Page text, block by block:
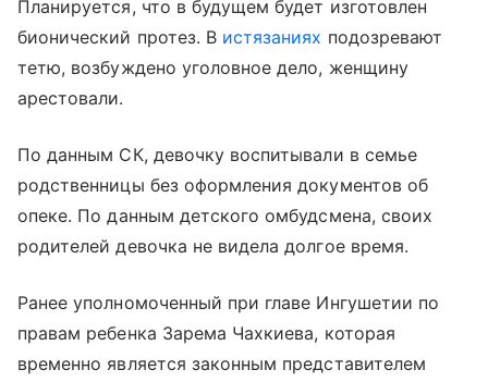
Планируется, что в будущем будет изготовлен
бионический протез. В истязаниях подозревают
тетю, возбуждено уголовное дело, женщину
арестовали.
По данным СК, девочку воспитывали в семье
родственницы без оформления документов об
опеке. По данным детского омбудсмена, своих
родителей девочка не видела долгое время.
Ранее уполномоченный при главе Ингушетии по
правам ребенка Зарема Чахкиева, которая
временно является законным представителем